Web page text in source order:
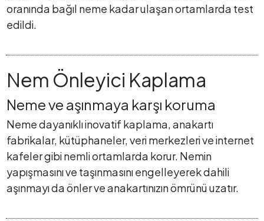
oranında bağıl neme kadar ulaşan ortamlarda test
edildi.
Nem Önleyici Kaplama
Neme ve aşınmaya karşı koruma
Neme dayanıklı inovatif kaplama, anakartı
fabrikalar, kütüphaneler, veri merkezleri ve internet
kafeler gibi nemli ortamlarda korur. Nemin
yapışmasını ve taşınmasını engelleyerek dahili
aşınmayı da önler ve anakartınızın ömrünü uzatır.